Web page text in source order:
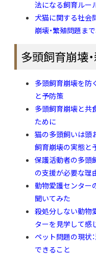
法になる飼育ルー
犬猫に関する社会
崩壊・繁殖問題ま
多頭飼育崩壊
多頭飼育崩壊を防
と予防策
多頭飼育崩壊と共
ために
猫の多頭飼いは頭
飼育崩壊の実態と
保護活動者の多頭
の支援が必要な理
動物愛護センター
聞いてみた
殺処分しない動物
ターを見学して感
ペット問題の現状
できること